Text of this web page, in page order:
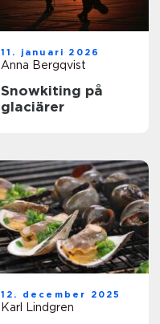
11. januari 2026
Anna Bergqvist
Snowkiting på
glaciärer
12. december 2025
Karl Lindgren